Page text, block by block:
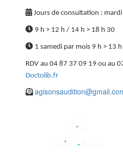
e
s
e
Jours de consultation :
9 h > 12 h / 14 h > 18 h 30
1 samedi par mois 9 h > 13
RDV au 04 87 37 09 19 ou au
Doctolib.fr